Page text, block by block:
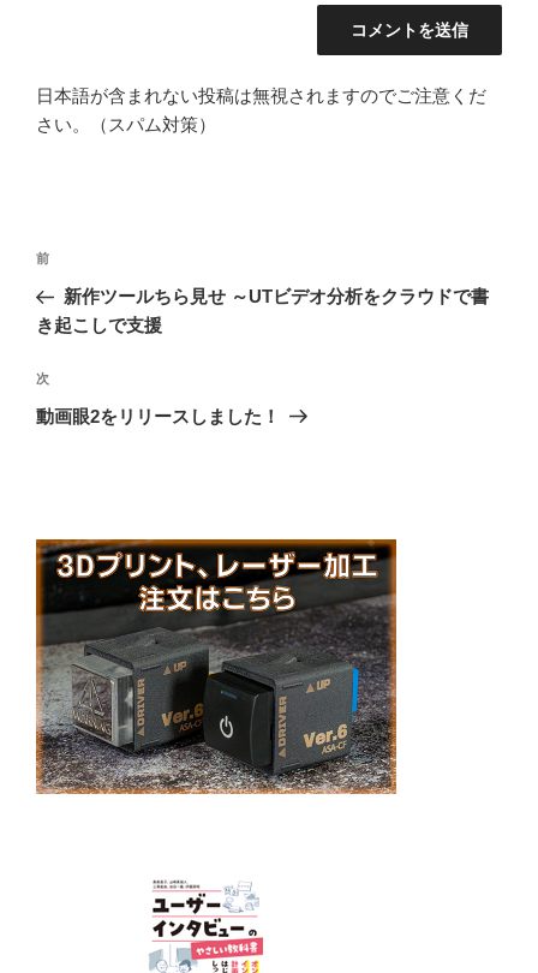
日本語が含まれない投稿は無視されますのでご注意くだ
さい。（スパム対策）
投
ナ
ゲ
ー
前
の
投
前
新作ツールちら見せ ～UTビデオ分析をクラウドで書
き起こしで支援
次
の
次
動画眼2をリリースしました！